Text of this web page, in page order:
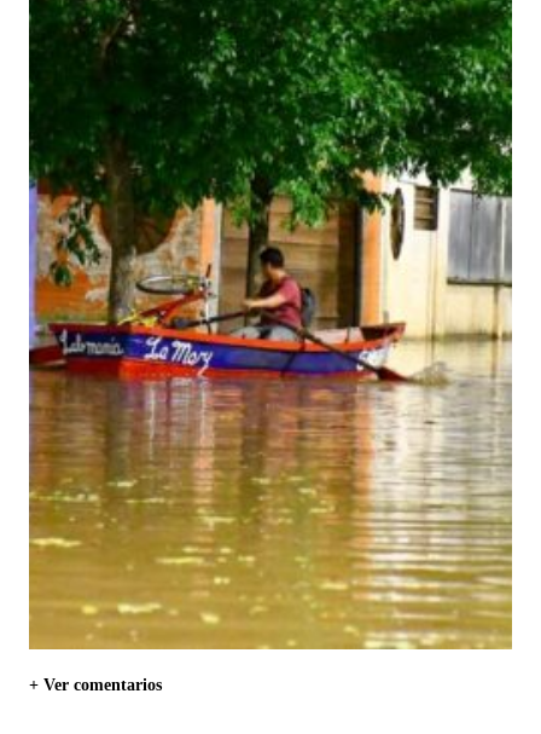
+ Ver comentarios